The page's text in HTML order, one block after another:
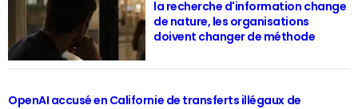
la recherche d'information change
de nature, les organisations
doivent changer de méthode
OpenAI accusé en Californie de transferts illégaux de